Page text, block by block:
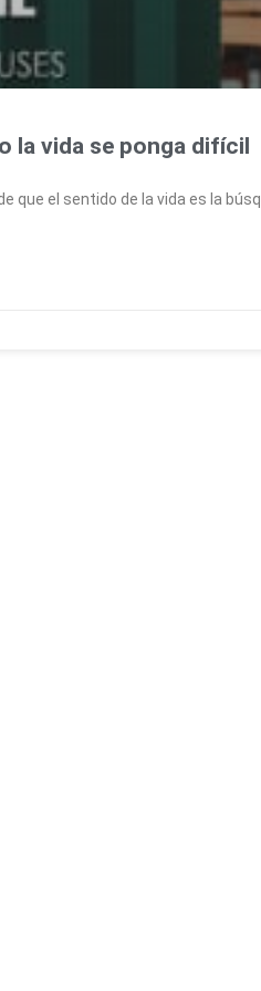
la vida se ponga difícil
que el sentido de la vida es la